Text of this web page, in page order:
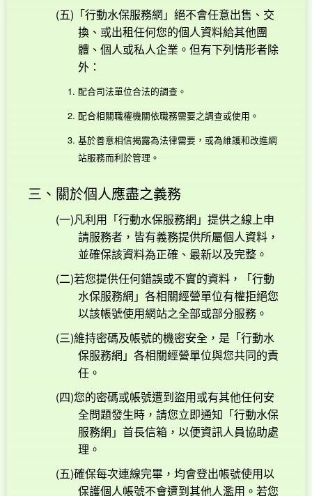
(五)「行動水保服務網」絕不會任意出售、交
換、或出租任何您的個人資料給其他團
體、個人或私人企業。但有下列情形者除
外：
配合司法單位合法的調查。
配合相關職權機關依職務需要之調查或使用。
基於善意相信揭露為法律需要，或為維護和改進網
站服務而利於管理。
三、關於個人應盡之義務
(一)凡利用「行動水保服務網」提供之線上申
請服務者，皆有義務提供所屬個人資料，
並確保該資料為正確、最新以及完整。
(二)若您提供任何錯誤或不實的資料，「行動
水保服務網」各相關經營單位有權拒絕您
以該帳號使用網站之全部或部分服務。
(三)維持密碼及帳號的機密安全，是「行動水
保服務網」各相關經營單位與您共同的責
任。
(四)您的密碼或帳號遭到盜用或有其他任何安
全問題發生時，請您立即通知「行動水保
服務網」首長信箱，以便資訊人員協助處
理。
(五)確保每次連線完畢，均會登出帳號使用以
保護個人帳號不會遭到其他人濫用。若您